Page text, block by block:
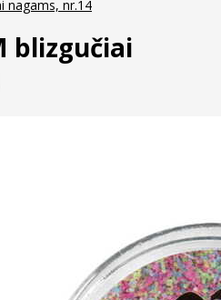
nagams, nr.14
blizgučiai